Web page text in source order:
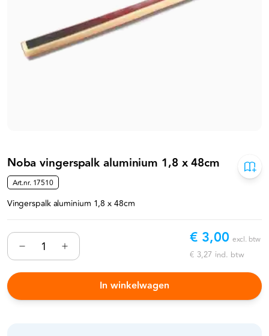
Noba vingerspalk aluminium 1,8 x 48cm
Art.nr. 17510
Vingerspalk aluminium 1,8 x 48cm
€ 3,00 excl. btw
€ 3,27 incl. btw
In winkelwagen